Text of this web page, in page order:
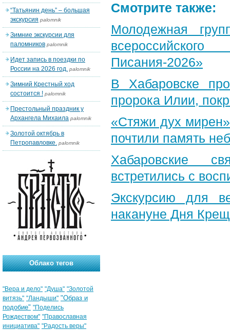
Смотрите также:
Молодежная
Писания-2026»
В Хабаровске
пророка Илии,
«Стяжи дух
почтили память
Хабаровские
встретились с
Экскурсию для
накануне Дня
“Татьянин день” – большая
экскурсия palomnik
Зимние экскурсии для
паломников palomnik
Идет запись в поездки по
России на 2026 год. palomnik
Зимний Крестный ход
состоится ! palomnik
Престольный праздник у
Архангела Михаила palomnik
Золотой октябрь в
Петропавловке. palomnik
Облако тегов
"Вера и дело" "Душа" "Золотой
витязь" "Ландыши" "Образ и
подобие" "Поделись
Рождеством" "Православная
инициатива" "Радость веры"